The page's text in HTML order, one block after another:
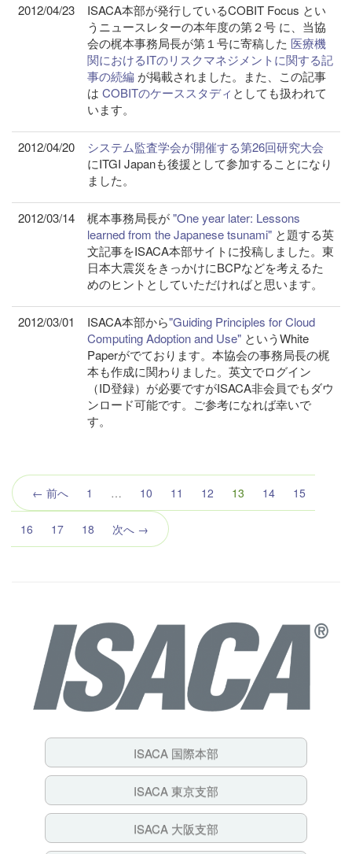
2012/04/23
ISACA本部が発行しているCOBIT Focus とい
うニュースレターの本年度の第２号 に、当協
会の梶本事務局長が第１号に寄稿した 医療機
関におけるITのリスクマネジメントに関する記
事の続編 が掲載されました。また、この記事
は COBITのケーススタディ としても扱われて
います。
2012/04/20
システム監査学会が開催する第26回研究大会
にITGI Japanも後援として参加することになり
ました。
2012/03/14 梶本事務局長が"One year later: Lessons
learned from the Japanese tsunami" と題する英
文記事をISACA本部サイトに投稿しました。東
日本大震災をきっかけにBCPなどを考えるた
めのヒントとしていただければと思います。
2012/03/01 ISACA本部から"Guiding Principles for Cloud
Computing Adoption and Use" というWhite
Paperがでております。本協会の事務局長の梶
本も作成に関わりました。英文でログイン
（ID登録）が必要ですがISACA非会員でもダウ
ンロード可能です。ご参考になれば幸いで
す。
← 前へ 1 … 10 11 12 13 （こ
の
14 15
16 17 18 次へ →
ISACA 国際本部
ISACA 東京支部
ISACA 大阪支部